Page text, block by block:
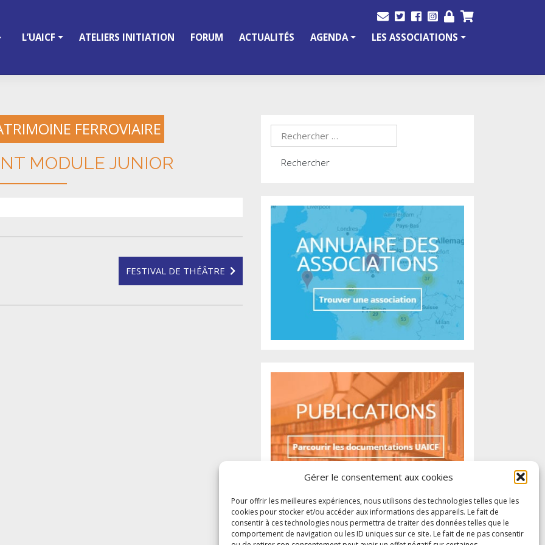
Gérer le consentement aux cookies
Pour offrir les meilleures expériences, nous utilisons des technologies telles que les
cookies pour stocker et/ou accéder aux informations des appareils. Le fait de
consentir à ces technologies nous permettra de traiter des données telles que le
comportement de navigation ou les ID uniques sur ce site. Le fait de ne pas consentir
L’UAICF ATELIERS INITIATION FORUM ACTUALITÉS AGENDA LES ASSOCIATIONS
FERROVIAIRE
MODULE JUNIOR
FESTIVAL DE THÉÂTRE